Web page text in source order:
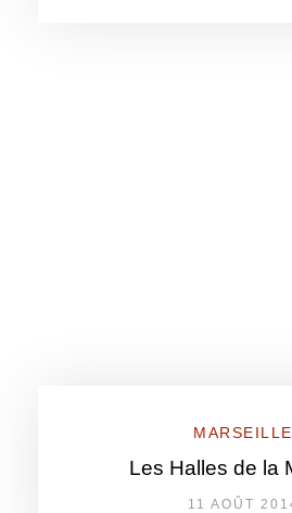
MARSEILLE
Les Halles de la
11 AOÛT